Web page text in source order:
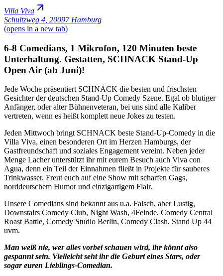
Villa Viva
Schultzweg 4 20097 Hamburg
(opens in a new tab)
6-8 Comedians, 1 Mikrofon, 120 Minuten beste
Unterhaltung. Gestatten, SCHNACK Stand-Up
Open Air (ab Juni)!
Jede Woche präsentiert SCHNACK die besten und frischsten
Gesichter der deutschen Stand-Up Comedy Szene. Egal ob blutiger
Anfänger, oder alter Bühnenveteran, bei uns sind alle Kaliber
vertreten, wenn es heißt komplett neue Jokes zu testen.
Jeden Mittwoch bringt SCHNACK beste Stand-Up-Comedy in die
Villa Viva, einen besonderen Ort im Herzen Hamburgs, der
Gastfreundschaft und soziales Engagement vereint. Neben jeder
Menge Lacher unterstützt ihr mit eurem Besuch auch Viva con
Agua, denn ein Teil der Einnahmen fließt in Projekte für sauberes
Trinkwasser. Freut euch auf eine Show mit scharfen Gags,
norddeutschem Humor und einzigartigem Flair.
Unsere Comedians sind bekannt aus u.a. Falsch, aber Lustig,
Downstairs Comedy Club, Night Wash, 4Feinde, Comedy Central
Roast Battle, Comedy Studio Berlin, Comedy Clash, Stand Up 44
uvm.
Man weiß nie, wer alles vorbei schauen wird, ihr könnt also
gespannt sein. Vielleicht seht ihr die Geburt eines Stars, oder
sogar euren Lieblings-Comedian.